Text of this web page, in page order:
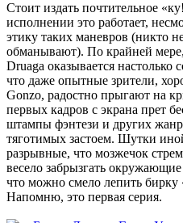
Стоит издать почтительное
исполнении это работает,
этику таких маневров (никто
обманывают). По крайней
Druaga оказывается
что даже опытные зрители,
Gonzo, радостно прыгают на
первых кадров с экрана прет
штампы фэнтези и других
тяготимых застоем. Шутки
разрывные, что мозжечок
весело забрызгать
что можно смело лепить бирку
Напомню, это первая серия.